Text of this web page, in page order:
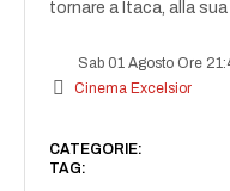
tornare a Itaca, alla
Sab 01 Agosto Ore
Cinema Excelsior
CATEGORIE:
TAG: